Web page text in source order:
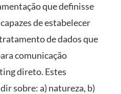
que definisse
de estabelecer
de dados que
comunicação
direto. Estes
sobre: a) natureza, b)